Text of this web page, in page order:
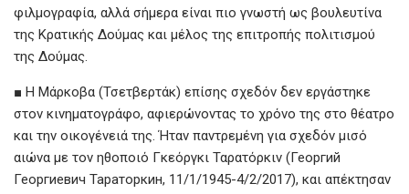
φιλμογραφία, αλλά σήμερα είναι πιο γνωστή ως βουλευτίνα
της Κρατικής Δούμας και μέλος της επιτροπής πολιτισμού
της Δούμας.
■ Η Μάρκοβα (Τσετβερτάκ) επίσης σχεδόν δεν εργάστηκε
στον κινηματογράφο, αφιερώνοντας το χρόνο της στο θέατρο
και την οικογένειά της. Ήταν παντρεμένη για σχεδόν μισό
αιώνα με τον ηθοποιό Γκεόργκι Ταρατόρκιν (Георгий
Георгиевич Тараторкин, 11/1/1945-4/2/2017), και απέκτησαν